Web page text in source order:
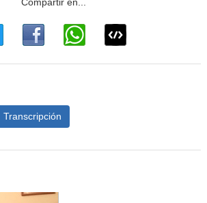
Transcripción